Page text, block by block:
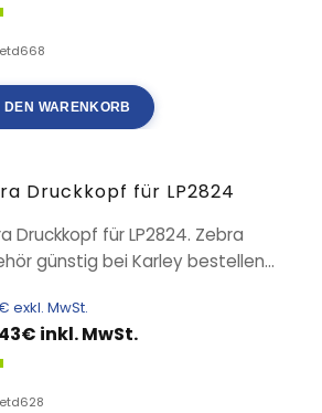
DEN WARENKORB
Druckkopf für LP2824
Druckkopf für LP2824. Zebra
günstig bei Karley bestellen...
exkl. MwSt.
inkl. MwSt.